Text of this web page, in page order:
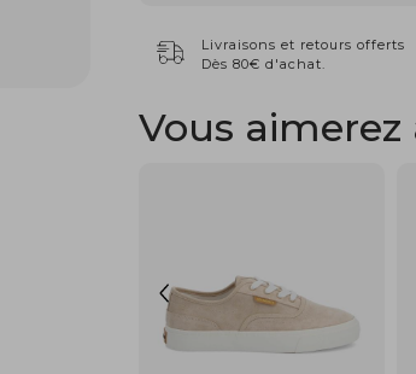
Livraisons et retours offerts
Dès 80€ d'achat.
Vous aimerez